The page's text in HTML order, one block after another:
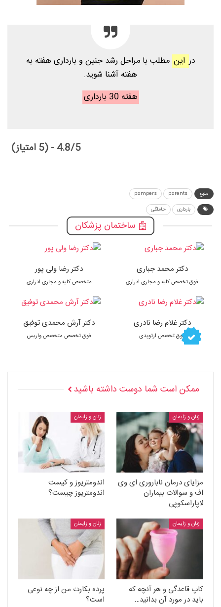
در این مطلب با مراحل رشد جنین و بارداری هفته به
هفته آشنا شوید.
هفته 30 بارداری
4.8/5 - (5 امتیاز)
منبع parents
pampers
بارداری
حاملگی
ساختمان پزشکان
دکتر محمد جباری
فوق تخصص کلیه و مجاری ادراری
دکتر غلام رضا نادری
فوق تخصص ارتوپدی
دکتر رضا ولی پور
متخصص کلیه و مجاری ادراری
دکتر آرش محمدی توفیق
فوق تخصص متخصص واریس
ممکن است شما دوست داشته باشید
زنان و زایمان
مزایای درمان ناباروری ای وی
اف و سوالات بیماران
لاپاراسکوپی
زنان و زایمان
اندومتریوز و کیست
اندومتریوز چیست؟
زنان و زایمان
کاپ قاعدگی و هر آنچه که
باید در مورد آن بدانید…
زنان و زایمان
پرده بکارت من از چه نوعی
است؟